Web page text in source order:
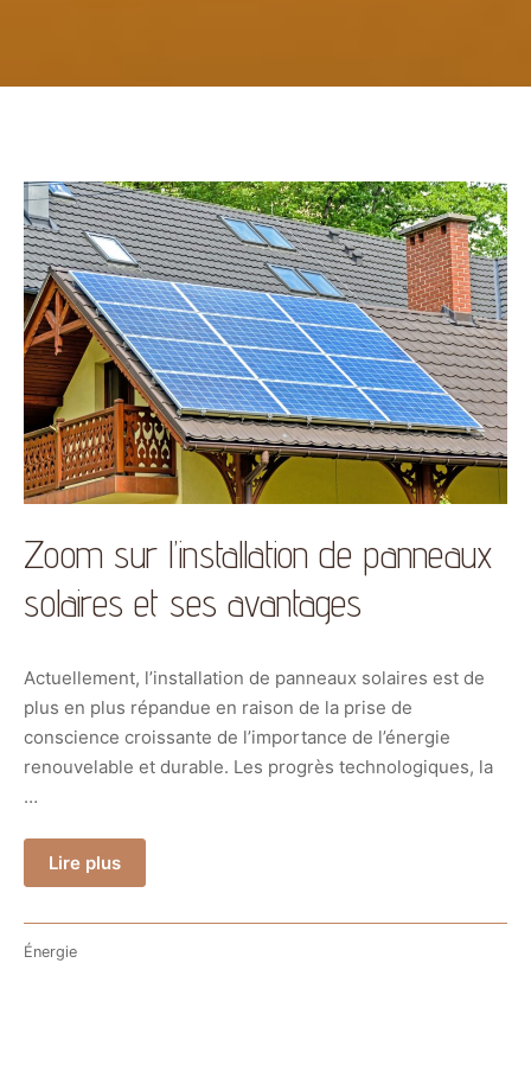
Zoom sur l’installation de panneaux
solaires et ses avantages
Actuellement, l’installation de panneaux solaires est de
plus en plus répandue en raison de la prise de
conscience croissante de l’importance de l’énergie
renouvelable et durable. Les progrès technologiques, la
…
Lire plus
Énergie